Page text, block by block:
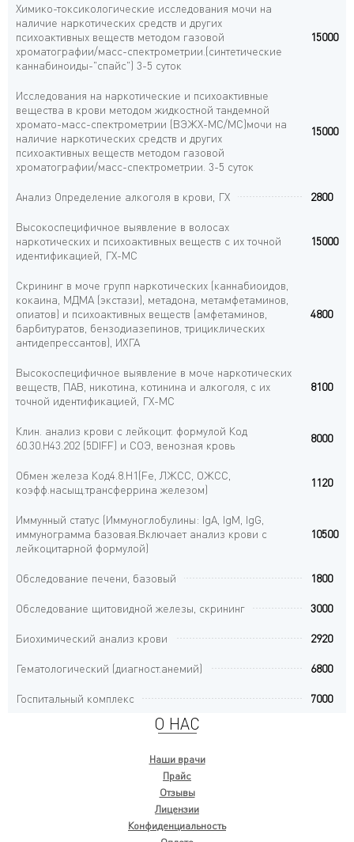
Химико-токсикологические исследования мочи на
наличие наркотических средств и других
психоактивных веществ методом газовой
хроматографии/масс-спектрометрии.(синтетические
каннабиноиды-"спайс") 3-5 суток
15000
Исследования на наркотические и психоактивные
вещества в крови методом жидкостной тандемной
хромато-масс-спектрометрии (ВЭЖХ-МС/МС)мочи на
наличие наркотических средств и других
психоактивных веществ методом газовой
хроматографии/масс-спектрометрии. 3-5 суток
15000
Анализ Определение алкоголя в крови, ГХ 2800
Высокоспецифичное выявление в волосах
наркотических и психоактивных веществ с их точной
идентификацией, ГХ-МС
15000
Скрининг в моче групп наркотических (каннабиоидов,
кокаина, МДМА (экстази), метадона, метамфетаминов,
опиатов) и психоактивных веществ (амфетаминов,
барбитуратов, бензодиазепинов, трициклических
антидепрессантов), ИХГА
4800
Высокоспецифичное выявление в моче наркотических
веществ, ПАВ, никотина, котинина и алкоголя, с их
точной идентификацией, ГХ-МС
8100
Клин. анализ крови с лейкоцит. формулой Код
60.30.Н43.202 (5DIFF) и СОЭ, венозная кровь
8000
Обмен железа Код4.8.H1(Fe, ЛЖСС, ОЖСС,
коэфф.насыщ.трансферрина железом)
1120
Иммунный статус (Иммуноглобулины: IgA, IgM, IgG,
иммунограмма базовая.Включает анализ крови с
лейкоцитарной формулой)
10500
Обследование печени, базовый 1800
Обследование щитовидной железы, скрининг 3000
Биохимический анализ крови 2920
Гематологический (диагност.анемий) 6800
Госпитальный комплекс 7000
О НАС
Наши врачи
Прайс
Отзывы
Лицензии
Конфиденциальность